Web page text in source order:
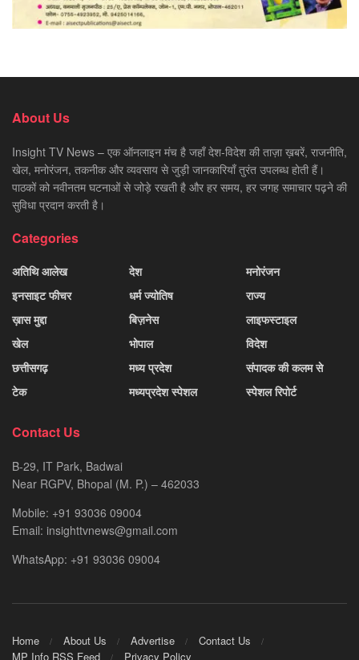
About Us
Insight TV News – एक ऑनलाइन मंच है जहाँ देश-विदेश की ताज़ा ख़बरें, राजनीति,
खेल, मनोरंजन, तकनीक और व्यवसाय से जुड़ी जानकारियाँ तुरंत उपलब्ध होती हैं।
पाठकों को नवीनतम घटनाओं से जोड़े रखती है और हर समय, हर जगह समाचार पढ़ने की
सुविधा प्रदान करती है।
Categories
अतिथि आलेख
इनसाइट फीचर
ख़ास मुद्दा
खेल
छत्तीसगढ़
टेक
देश
धर्म ज्योतिष
बिज़नेस
भोपाल
मध्य प्रदेश
मध्यप्रदेश स्पेशल
मनोरंजन
राज्य
लाइफस्टाइल
विदेश
संपादक की कलम से
स्पेशल रिपोर्ट
Contact Us
B-29, IT Park, Badwai
Near RGPV, Bhopal (M. P.) – 462033
Mobile: +91 93036 09004
Email: insighttvnews@gmail.com
WhatsApp: +91 93036 09004
Home About Us Advertise
Contact Us
MP Info RSS Feed
Privacy Policy